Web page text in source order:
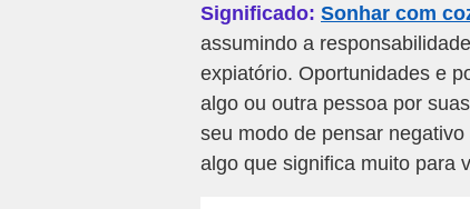
Significado: Sonhar com
assumindo a
expiatório. Oportunidades e
algo ou outra pessoa por
seu modo de pensar
algo que significa muito para